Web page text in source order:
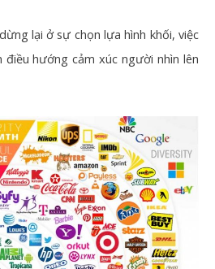
lại ở sự chọn lựa hình khối, việc
hướng cảm xúc người nhìn lên